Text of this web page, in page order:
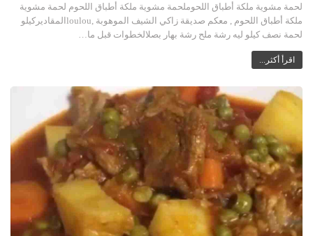
لحمة مشوية ملكة أطباق اللحوملحمة مشوية ملكة أطباق اللحوم لحمة مشوية
ملكة أطباق اللحوم , معكم صديقة زاكي الشيف الموهوبة ,loulouالمقاديركيلو
لحمة نصف كيلو ليه رشة ملح رشة بهار بصلالخطوات قبل ما…
اقرأ أكثر...